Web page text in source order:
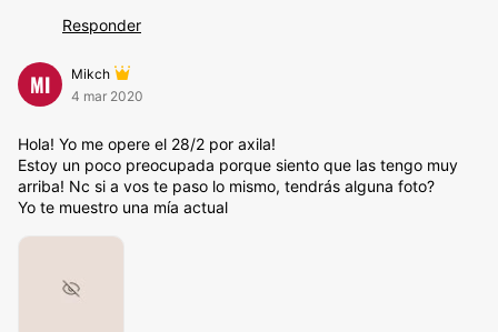
Responder
MI
Mikch
4 mar 2020
Hola! Yo me opere el 28/2 por axila!
Estoy un poco preocupada porque siento que las tengo muy
arriba! Nc si a vos te paso lo mismo, tendrás alguna foto?
Yo te muestro una mía actual